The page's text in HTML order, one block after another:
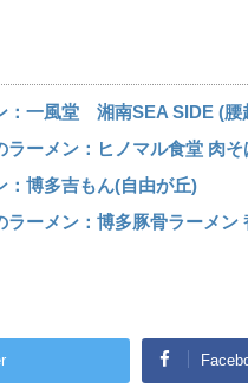
：一風堂 湘南SEA SIDE (腰
ラーメン：ヒノマル食堂 肉
：博多吉もん(自由が丘)
ラーメン：博多豚骨ラーメン